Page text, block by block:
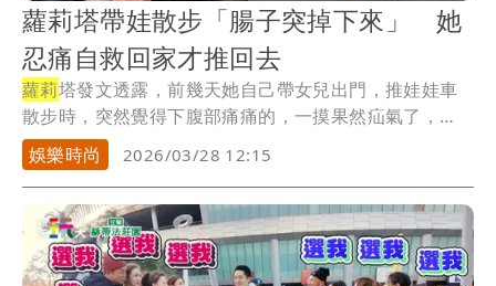
蘿莉塔帶娃散步「腸子突掉下來」 她
忍痛自救回家才推回去
蘿莉塔發文透露，前幾天她自己帶女兒出門，推娃娃車
散步時，突然覺得下腹部痛痛的，一摸果然疝氣了，
「就是...
娛樂時尚 2026/03/28 12:15